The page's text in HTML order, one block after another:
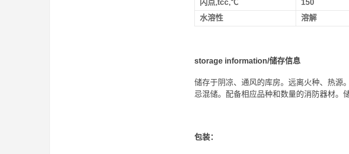
闪点,tcc,℃
150
水溶性
溶解
storage information/储存信息
储存于阴凉、通风的库房。远离火种、热源
忌混储。配备相应品种和数量的消防器材。
包装：